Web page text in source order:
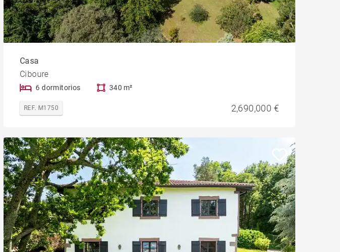
Casa
Ciboure
6 dormitorios 340 m²
REF. M1750 2,690,000 €